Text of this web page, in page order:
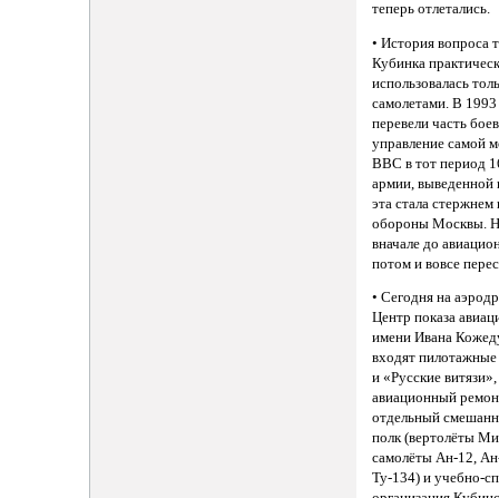
теперь отлетались.
• История вопроса
Кубинка
использовалась
самолетами. В
перевели часть
управление самой
ВВС в тот период
армии, выведенной
эта стала
обороны Москвы.
вначале до
потом и вовсе
• Сегодня на
Центр показа
имени Ивана
входят
и «Русские
авиационный
отдельный
полк (вертолёты
самолёты Ан-12,
Ту-134) и учебно-